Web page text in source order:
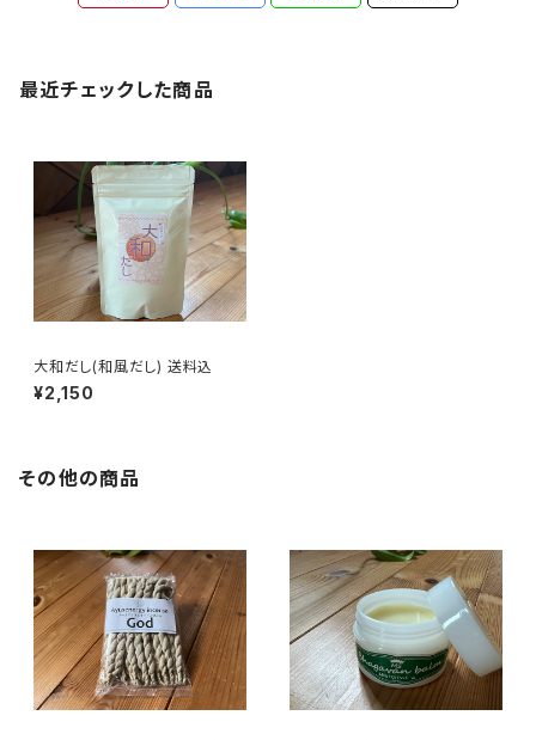
最近チェックした商品
大和だし(和風だし) 送料込
¥2,150
その他の商品